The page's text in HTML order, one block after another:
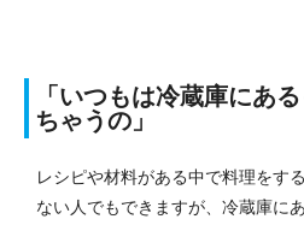
「いつもは冷蔵庫にあ
ちゃうの」
レシピや材料がある中で料理をす
ない人でもできますが、冷蔵庫に